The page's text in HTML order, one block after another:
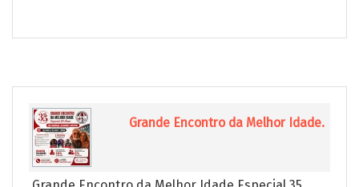
Grande Encontro da Melhor Idade.